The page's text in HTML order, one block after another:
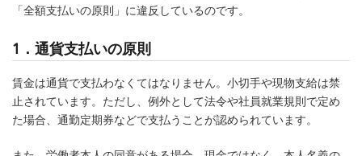
「全額支払いの原則」に違反しているのです。
1．通貨支払いの原則
賃金は通貨で支払わなくてはなりません。小切手や現物支給は禁
止されています。ただし、例外として法令や社員就業規則で定め
た場合、通勤定期券などで支払うことが認められています。